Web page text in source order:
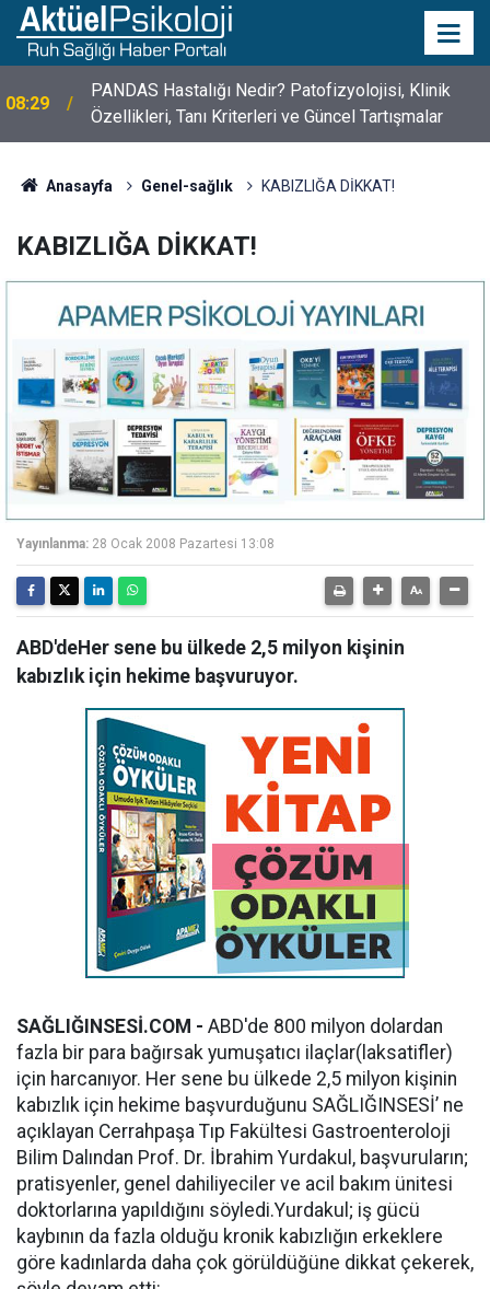
10:30
10 Mayıs Psikologlar Günü Nasıl Ortaya Çıktı? 10
Mayıs Tarihinin Hikayesi
Anasayfa Genel-sağlık KABIZLIĞA DİKKAT!
KABIZLIĞA DİKKAT!
Yayınlanma: 28 Ocak 2008 Pazartesi 13:08
ABD'deHer sene bu ülkede 2,5 milyon kişinin
kabızlık için hekime başvuruyor.
SAĞLIĞINSESİ.COM - ABD'de 800 milyon dolardan
fazla bir para bağırsak yumuşatıcı ilaçlar(laksatifler)
için harcanıyor. Her sene bu ülkede 2,5 milyon kişinin
kabızlık için hekime başvurduğunu SAĞLIĞINSESİ’ ne
açıklayan Cerrahpaşa Tıp Fakültesi Gastroenteroloji
Bilim Dalından Prof. Dr. İbrahim Yurdakul, başvuruların;
pratisyenler, genel dahiliyeciler ve acil bakım ünitesi
doktorlarına yapıldığını söyledi.Yurdakul; iş gücü
kaybının da fazla olduğu kronik kabızlığın erkeklere
göre kadınlarda daha çok görüldüğüne dikkat çekerek,